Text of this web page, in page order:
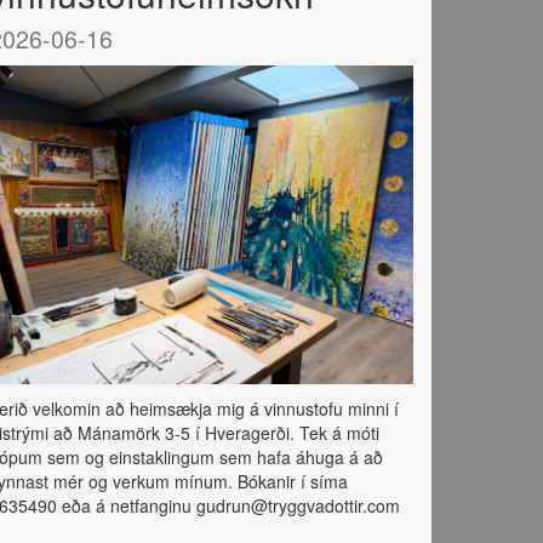
06-16
velkomin að heimsækja mig á vinnustofu minni í
að Mánamörk 3-5 í Hveragerði. Tek á móti
sem og einstaklingum sem hafa áhuga á að
mér og verkum mínum. Bókanir í síma
eða á netfanginu gudrun@tryggvadottir.com